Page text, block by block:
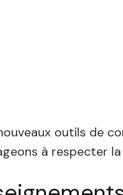
outils de
à respecter